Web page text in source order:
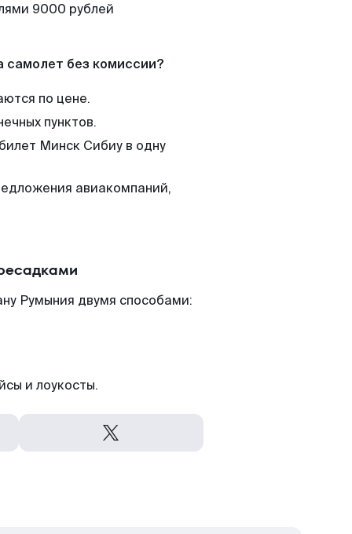
9000 рублей
самолет без комиссии?
по цене.
пунктов.
Минск Сибиу в одну
авиакомпаний,
Румыния двумя способами:
и лоукосты.